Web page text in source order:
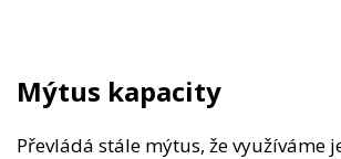
Mýtus kapacity
Převládá stále mýtus, že využíváme